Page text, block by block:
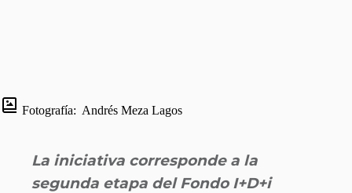
Fotografía: Andrés Meza Lagos
La iniciativa corresponde a la
segunda etapa del Fondo I+D+i